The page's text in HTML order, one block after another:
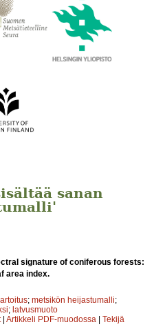
sanan
signature of coniferous forests:
area index.
; metsikön heijastumalli;
; latvusmuoto
| Artikkeli PDF-muodossa | Tekijä